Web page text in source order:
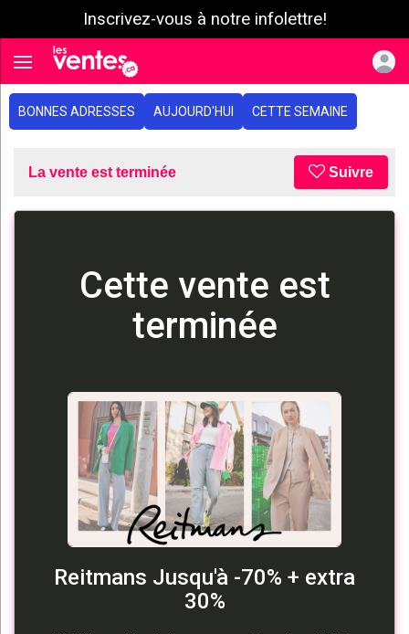
Inscrivez-vous à notre infolettre!
Toggle navigation
BONNES ADRESSES AUJOURD'HUI CETTE SEMAINE
La vente est terminée Suivre
Cette vente est
terminée
Reitmans Jusqu'à -70% + extra
30%